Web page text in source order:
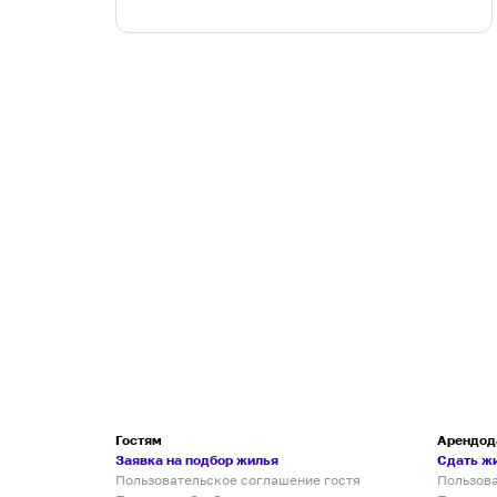
Гостям
Заявка на подбор жилья
Пользовательское соглашение гостя
Сдать